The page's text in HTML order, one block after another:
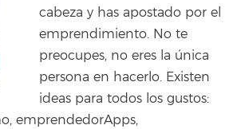
cabeza y has apostado por el
emprendimiento. No te
preocupes, no eres la única
persona en hacerlo. Existen
ideas para todos los gustos:
emprendedorApps,